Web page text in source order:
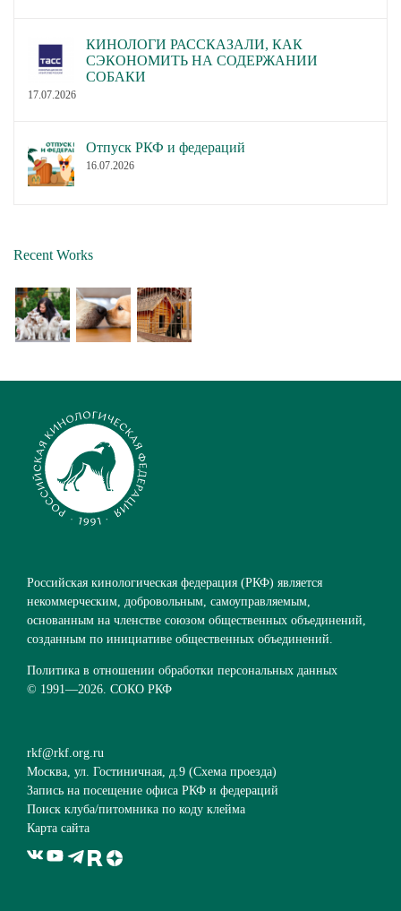
КИНОЛОГИ РАССКАЗАЛИ, КАК
СЭКОНОМИТЬ НА СОДЕРЖАНИИ
СОБАКИ
17.07.2026
Отпуск РКФ и федераций
16.07.2026
Recent Works
Российская кинологическая федерация (РКФ) является
некоммерческим, добровольным, самоуправляемым,
основанным на членстве союзом общественных объединений,
созданным по инициативе общественных объединений.
Политика в отношении обработки персональных данных
© 1991—2026. СОКО РКФ
rkf@rkf.org.ru
Москва, ул. Гостиничная, д.9 (Схема проезда)
Запись на посещение офиса РКФ и федераций
Поиск клуба/питомника по коду клейма
Карта сайта